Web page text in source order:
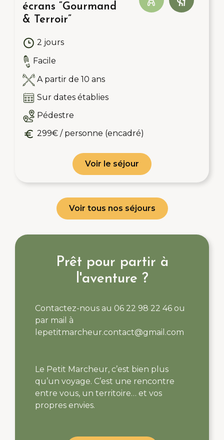
écrans “Gourmand
& Terroir”
2 jours
Facile
A partir de 10 ans
Sur dates établies
Pédestre
299€ / personne (encadré)
Voir le séjour
Voir tous nos séjours
Prêt pour partir à
l'aventure ?
Contactez-nous au 06 22 98 22 46 ou
par mail à
lepetitmarcheur.contact@gmail.com
Le Petit Marcheur, c’est bien plus
qu’un voyage. C’est une rencontre
entre vous, un territoire… et vos
propres envies.